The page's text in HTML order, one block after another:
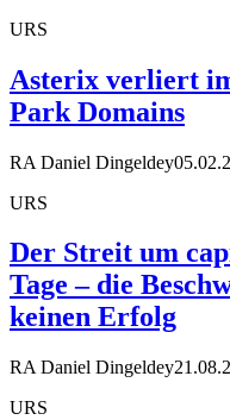
URS
Asterix verliert
Park Domains
RA Daniel Dingeldey
URS
Der Streit um
Tage – die
keinen Erfolg
RA Daniel Dingeldey
URS